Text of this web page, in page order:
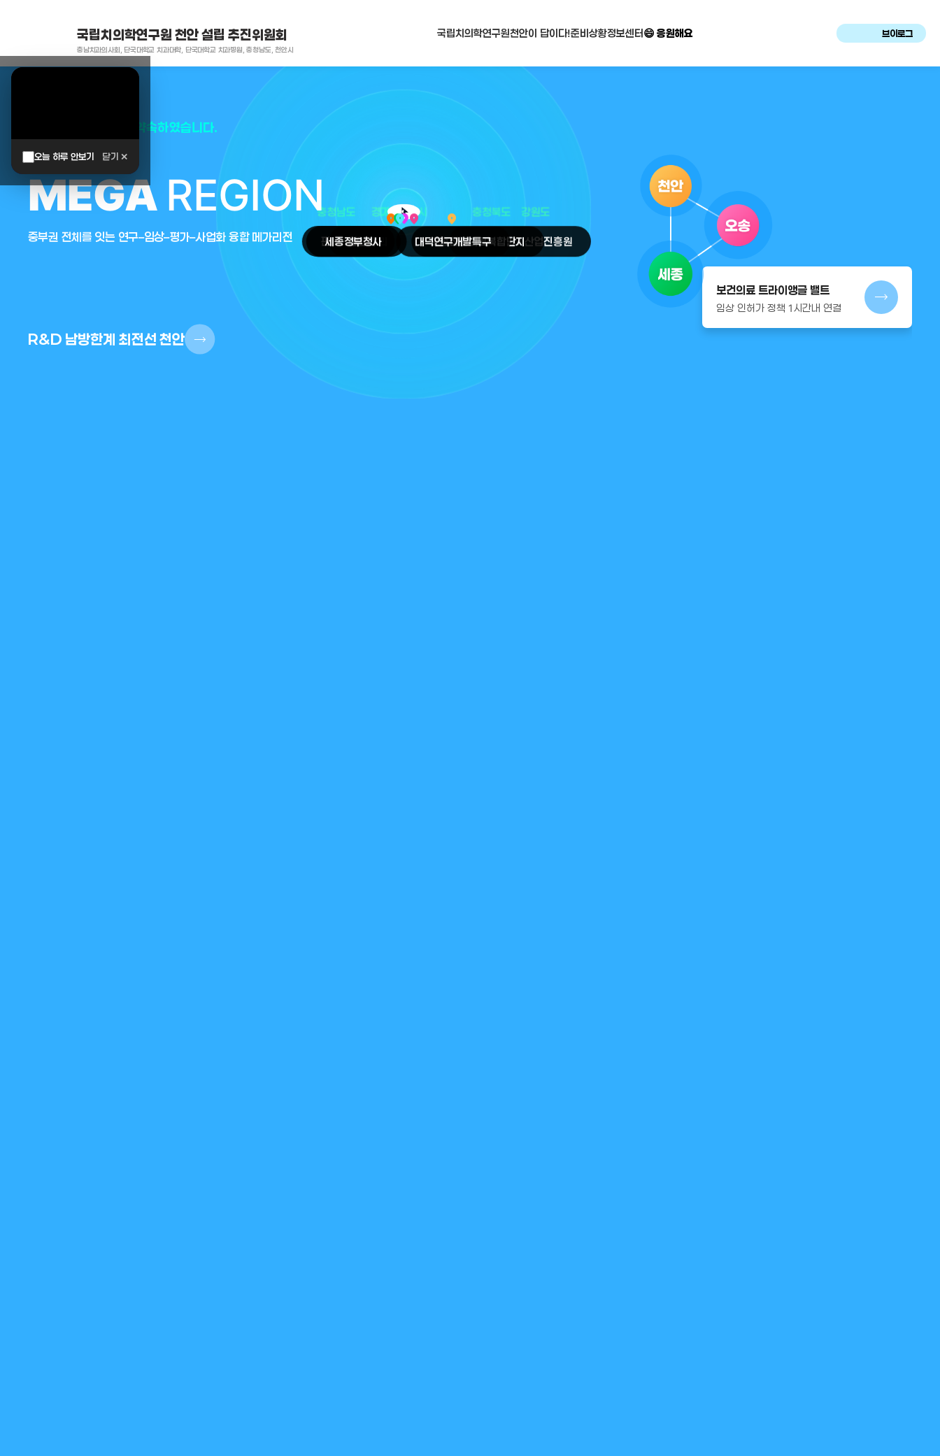
국립치의학연구원 천안 설립 추진위원회
충남치과의사회, 단국대학교 치과대학, 단국대학교 치과병원, 충청남도, 천안시
국립치의학연구원천안이 답이다!준비상황정보센터 😄 응원해요 브이로그
오늘 하루 안보기 닫기 ✕
대한민국은 두번이나 약속하였습니다.
MEGA REGION
중부권 전체를 잇는 연구–임상–평가–사업화 융합 메가리전
R&D 남방한계 최전선 천안
보건의료 트라이앵글 밸트
임상 인허가 정책 1시간내 연결
arrow_selector_tool 강원도
경기도 충청북도
충청남도 대전광역시
place
천안시
place
세종정부청사
place
판교테크노밸리
place
오송첨단의료복합단지
place
대덕연구개발특구
place
원주의료기기산업진흥원